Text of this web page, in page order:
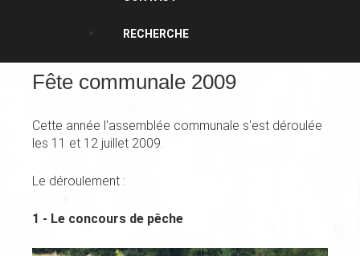
RECHERCHE
Fête communale 2009
Cette année l'assemblée communale s'est déroulée
les 11 et 12 juillet 2009.
Le déroulement :
1 - Le concours de pêche